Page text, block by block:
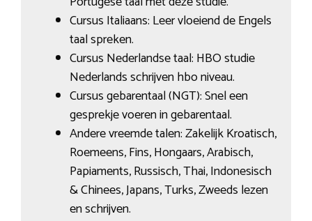
Cursus Italiaans: Leer vloeiend de Engels
taal spreken.
Cursus Nederlandse taal: HBO studie
Nederlands schrijven hbo niveau.
Cursus gebarentaal (NGT): Snel een
gesprekje voeren in gebarentaal.
Andere vreemde talen: Zakelijk Kroatisch,
Roemeens, Fins, Hongaars, Arabisch,
Papiaments, Russisch, Thai, Indonesisch
& Chinees, Japans, Turks, Zweeds lezen
en schrijven.